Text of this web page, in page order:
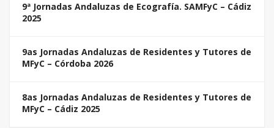
9ª Jornadas Andaluzas de Ecografía. SAMFyC – Cádiz
2025
9as Jornadas Andaluzas de Residentes y Tutores de
MFyC – Córdoba 2026
8as Jornadas Andaluzas de Residentes y Tutores de
MFyC – Cádiz 2025